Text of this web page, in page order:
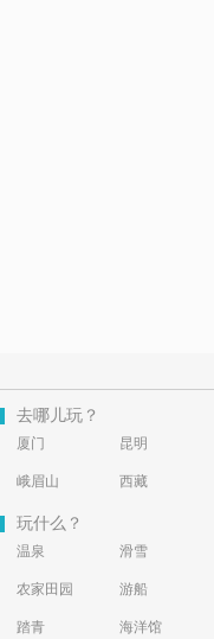
去哪儿玩？
厦门 昆明
峨眉山 西藏
玩什么？
温泉 滑雪
农家田园 游船
踏青 海洋馆